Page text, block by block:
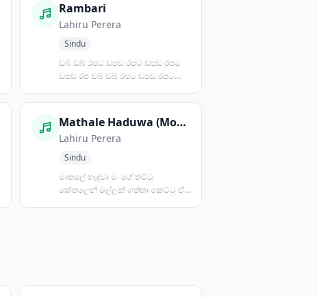
Rambari
Lahiru Perera
Sindu
ඩබ් ඩබ් රපට ඩපඩ රපට ඩපඩ රපට
ඩපඩ රප ඩබ් ඩබ් රපට ඩපඩ රපට
Mathale Haduwa (Mottu)
Lahiru Perera
Sindu
මාතලේ හැදුවා මං ගේ තට්ටු
කේතලෙන් මල්ලක් ගත්තා කෙට්ටු ඒ